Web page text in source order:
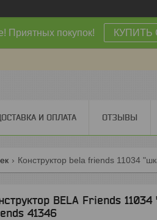
Приятных покупок! КУПИТЬ
И ОПЛАТА ОТЗЫВЫ
Конструктор bela friends 11034
BELA Friends
41346